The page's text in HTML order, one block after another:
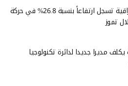
الأجواء العراقية تسجل ارتفاعاً بنسبة 26.8% في حركة
تموز
يكلف مديرا جديدا لدائرة تكنولوجيا